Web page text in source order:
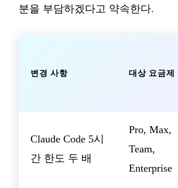
분을 부담하겠다고 약속한다.
변경 사항 대상 요금제
Claude Code 5시
간 한도 두 배
Pro, Max,
Team,
Enterprise